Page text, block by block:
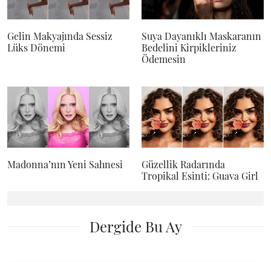
Gelin Makyajında Sessiz
Lüks Dönemi
Suya Dayanıklı Maskaranın
Bedelini Kirpikleriniz
Ödemesin
Madonna’nın Yeni Sahnesi
Güzellik Radarında
Tropikal Esinti: Guava Girl
Dergide Bu Ay